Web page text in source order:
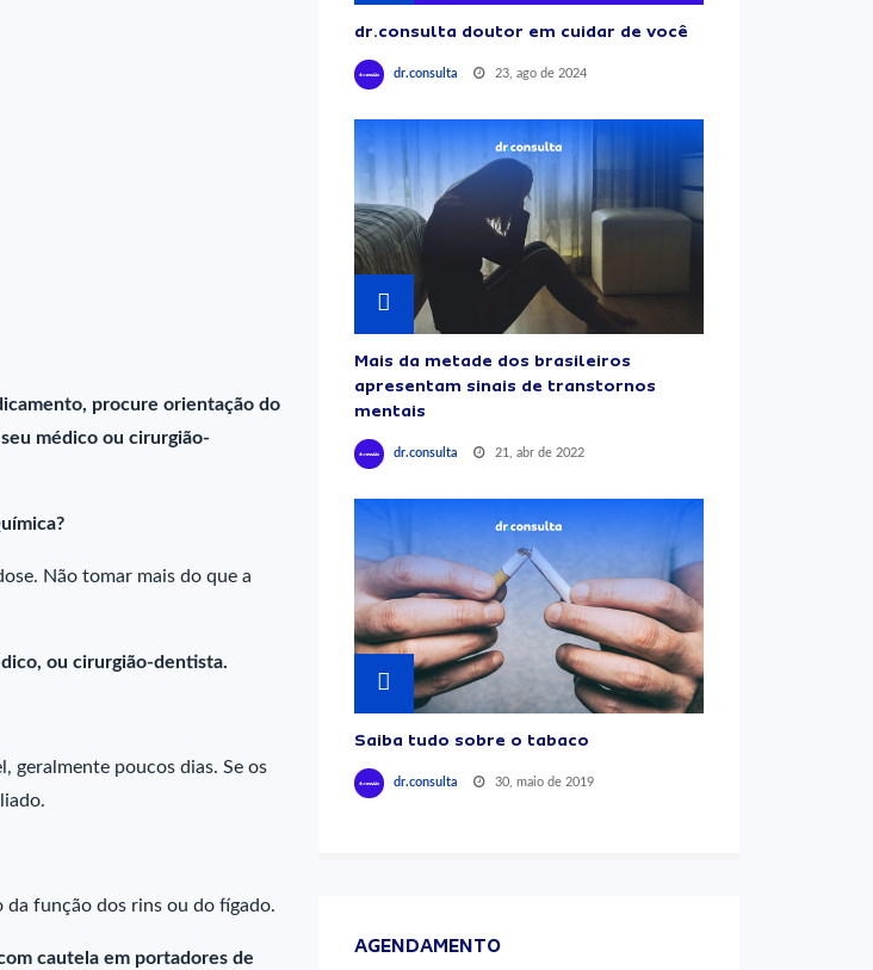
procure orientação do
médico ou cirurgião-
Não tomar mais do que a
ou cirurgião-dentista.
geralmente poucos dias. Se os
da função dos rins ou do fígado.
cautela em portadores de
dr.consulta doutor em cuidar de você
dr.consulta 23, ago de 2024
Mais da metade dos brasileiros
apresentam sinais de transtornos
mentais
dr.consulta 21, abr de 2022
Saiba tudo sobre o tabaco
dr.consulta 30, maio de 2019
AGENDAMENTO